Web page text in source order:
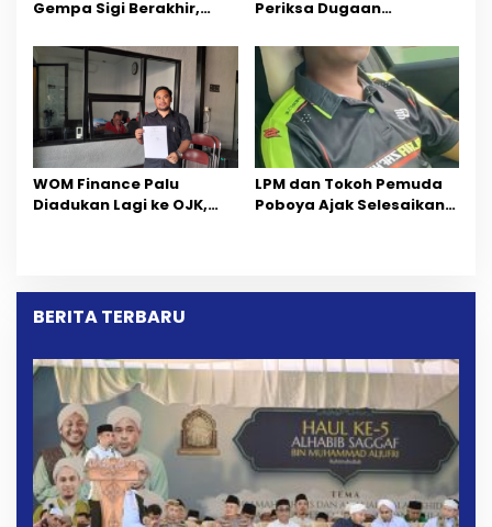
Gempa Sigi Berakhir,
Percepatan Pemulihan
Periksa Dugaan
Wilayah Tambang PT
CPM
‎WOM Finance Palu
Diadukan Lagi ke OJK,
Dipersoalkan ‎
LPM dan Tokoh Pemuda
Poboya Ajak Selesaikan
BERITA TERBARU